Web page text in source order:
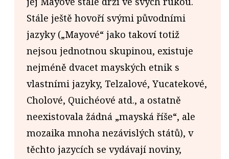
Stále ještě hovoří svými původními
jazyky („Mayové“ jako takoví totiž
nejsou jednotnou skupinou, existuje
nejméně dvacet mayských etnik s
vlastními jazyky, Telzalové, Yucatekové,
Cholové, Quichéové atd., a ostatně
neexistovala žádná „mayská říše“, ale
mozaika mnoha nezávislých států), v
těchto jazycích se vydávají noviny,